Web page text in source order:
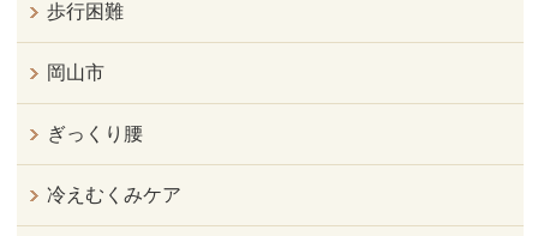
歩行困難
岡山市
ぎっくり腰
冷えむくみケア